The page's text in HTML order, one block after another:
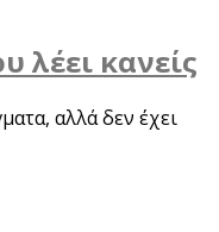
λέει κανείς
αλλά δεν έχει